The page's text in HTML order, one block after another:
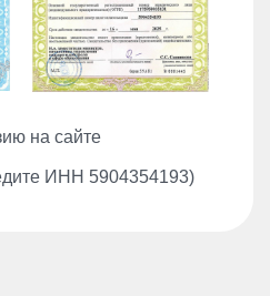
на сайте
ИНН 5904354193)